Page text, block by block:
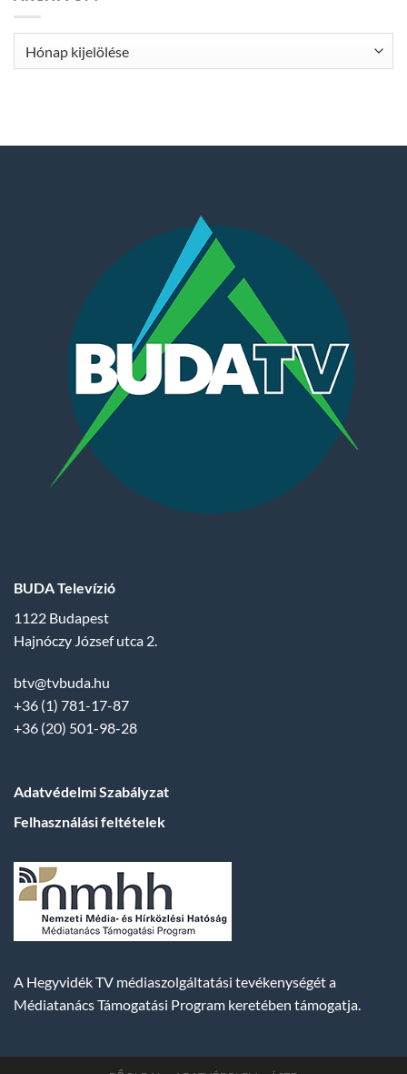
BUDA Televízió
1122 Budapest
Hajnóczy József utca 2.
btv@tvbuda.hu
+36 (1) 781-17-87
+36 (20) 501-98-28
Adatvédelmi Szabályzat
Felhasználási feltételek
A Hegyvidék TV médiaszolgáltatási tevékenységét a
Médiatanács Támogatási Program keretében támogatja.